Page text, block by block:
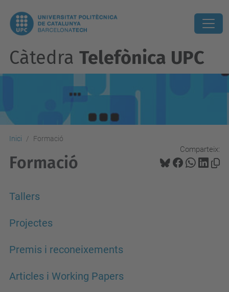
Càtedra Telefònica UPC
Inici Formació
Comparteix:
Formació
Tallers
Projectes
Premis i reconeixements
Articles i Working Papers